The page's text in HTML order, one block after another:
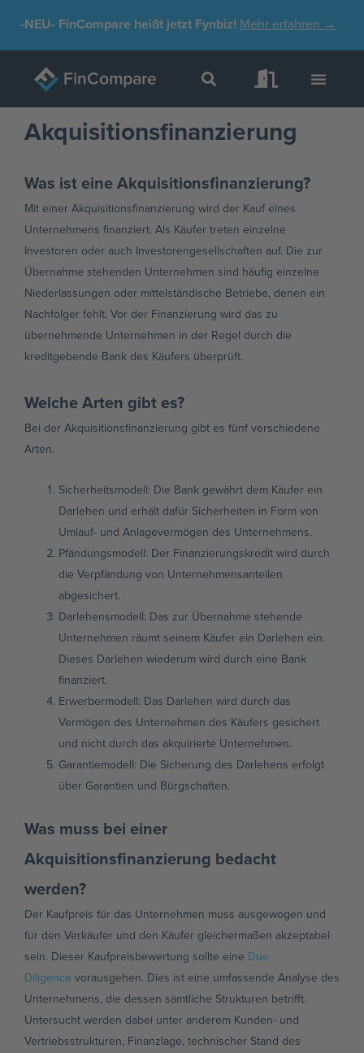
-NEU-FinCompare heißt jetzt Fynbiz! Mehr erfahren →
Akquisitionsfinanzierung
Was ist eine Akquisitionsfinanzierung?
Mit einer Akquisitionsfinanzierung wird der Kauf eines
Unternehmens finanziert. Als Käufer treten einzelne
Investoren oder auch Investorengesellschaften auf. Die zur
Übernahme stehenden Unternehmen sind häufig einzelne
Niederlassungen oder mittelständische Betriebe, denen ein
Nachfolger fehlt. Vor der Finanzierung wird das zu
übernehmende Unternehmen in der Regel durch die
kreditgebende Bank des Käufers überprüft.
Welche Arten gibt es?
Bei der Akquisitionsfinanzierung gibt es fünf verschiedene
Arten.
Sicherheitsmodell: Die Bank gewährt dem Käufer ein
Darlehen und erhält dafür Sicherheiten in Form von
Umlauf- und Anlagevermögen des Unternehmens.
Pfändungsmodell: Der Finanzierungskredit wird durch
die Verpfändung von Unternehmensanteilen
abgesichert.
Darlehensmodell: Das zur Übernahme stehende
Unternehmen räumt seinem Käufer ein Darlehen ein.
Dieses Darlehen wiederum wird durch eine Bank
finanziert.
Erwerbermodell: Das Darlehen wird durch das
Vermögen des Unternehmen des Käufers gesichert
und nicht durch das akquirierte Unternehmen.
Garantiemodell: Die Sicherung des Darlehens erfolgt
über Garantien und Bürgschaften.
Was muss bei einer
Akquisitionsfinanzierung bedacht
werden?
Der Kaufpreis für das Unternehmen muss ausgewogen und
für den Verkäufer und den Käufer gleichermaßen akzeptabel
sein. Dieser Kaufpreisbewertung sollte eine Due
Diligence vorausgehen. Dies ist eine umfassende Analyse des
Unternehmens, die dessen sämtliche Strukturen betrifft.
Untersucht werden dabei unter anderem Kunden- und
Vertriebsstrukturen, Finanzlage, technischer Stand des